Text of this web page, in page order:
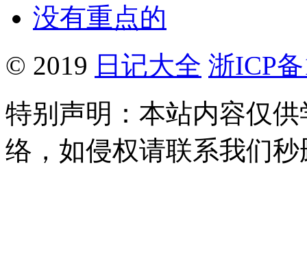
没有重点的
© 2019 日记大全 浙ICP
特别声明：本站内容仅
络，如侵权请联系我们秒